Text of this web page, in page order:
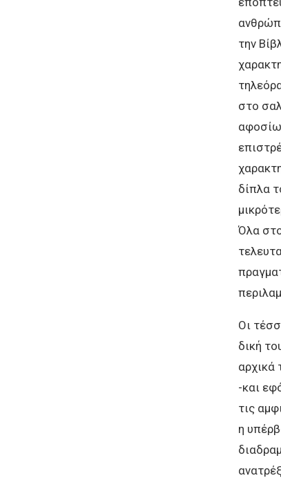
την
στο
δίπλα
Όλα
Οι
δική
αρχικά
-και
τις
η